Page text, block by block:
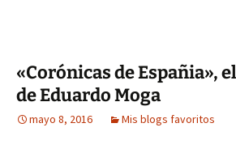
«Corónicas de Españia»,
de Eduardo Moga
mayo 8, 2016 Mis blogs favoritos